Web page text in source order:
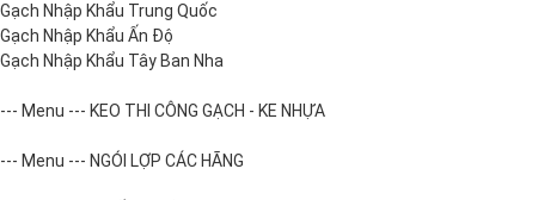
Gạch Nhập Khẩu Trung Quốc
Gạch Nhập Khẩu Ấn Độ
Gạch Nhập Khẩu Tây Ban Nha
--- Menu --- KEO THI CÔNG GẠCH - KE NHỰA
--- Menu --- NGÓI LỢP CÁC HÃNG